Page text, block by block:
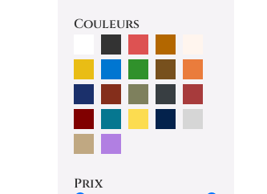
Couleurs
Prix